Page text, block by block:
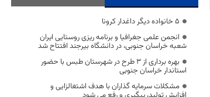
5 خانواده دیگر داغدار کرونا
انجمن علمی جغرافیا و برنامه ریزی روستایی ایران
شعبه خراسان جنوبی، در دانشگاه بیرجند افتتاح شد
بهره برداری از 3 طرح در شهرستان طبس با حضور
استاندار خراسان جنوبی
مشکلات سرمایه گذاران با هدف اشتغالزایی و